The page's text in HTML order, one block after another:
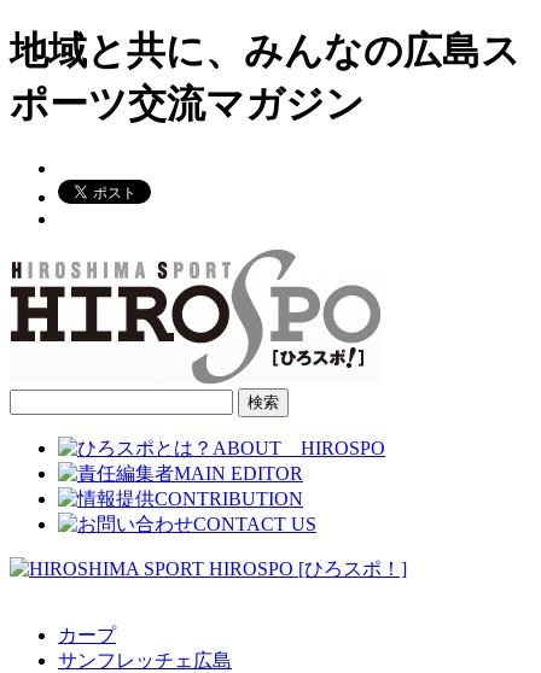
地域と共に、みんなの広島ス
ポーツ交流マガジン
カープ
サンフレッチェ広島